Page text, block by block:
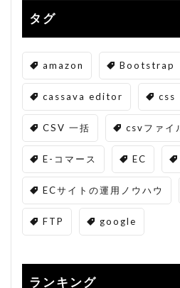
タグ
amazon Bootstrap
cassava editor css
CSV 一括 csvファイ
E-コマース EC
ECサイトの運用ノウハウ
FTP google
ランキング